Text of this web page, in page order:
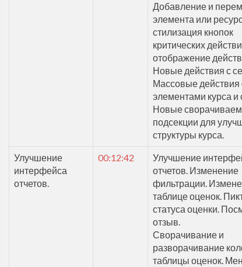
Добавление и
элемента или
стилизация кнопок
критических
отображение
Новые действия с
Массовые действия
элементами курса и
Новые
подсекции для
структуры курса.
Улучшение
интерфейса
отчетов.
00:12:42
Улучшение
отчетов. Изменение
фильтрации.
таблице оценок.
статуса оценки.
отзыв.
Сворачивание и
разворачивание
таблицы оценок.